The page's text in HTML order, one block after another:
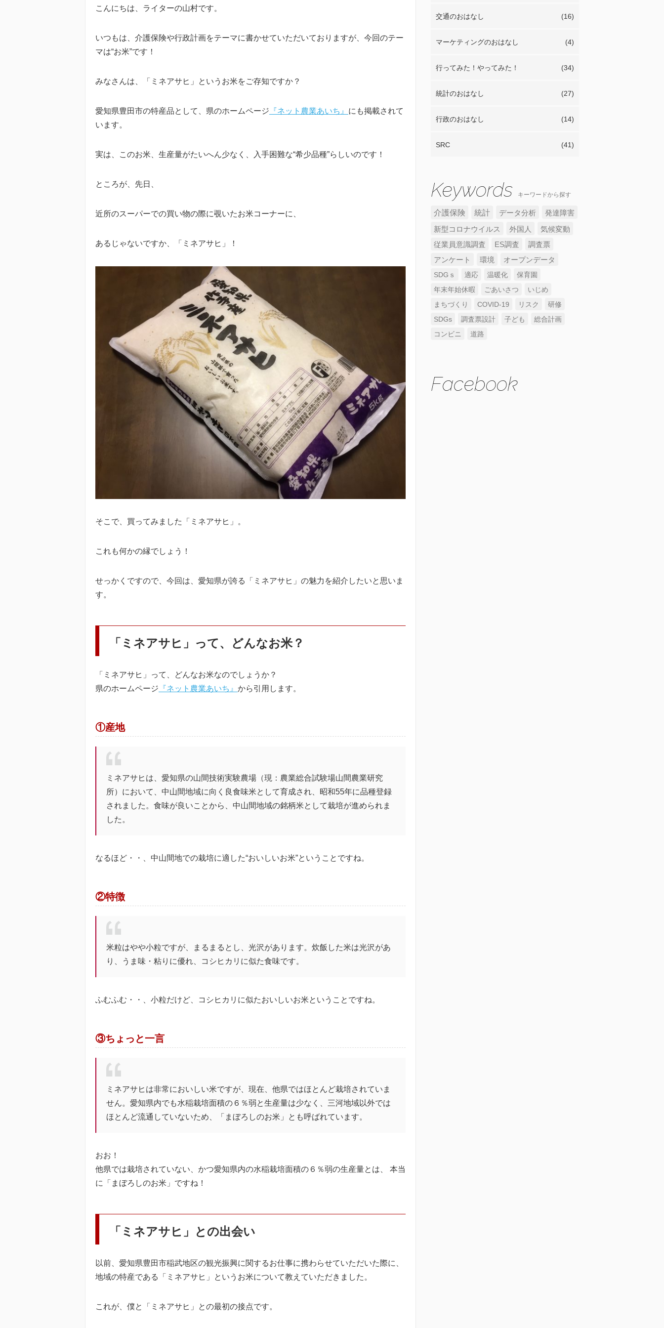
こんにちは、ライターの山村です。
いつもは、介護保険や行政計画をテーマに書かせていただいておりますが、今回のテー
マは“お米”です！
みなさんは、「ミネアサヒ」というお米をご存知ですか？
愛知県豊田市の特産品として、県のホームページ 『ネット農業あいち』 にも掲載されて
います。
実は、このお米、生産量がたいへん少なく、入手困難な“希少品種”らしいのです！
ところが、先日、
近所のスーパーでの買い物の際に覗いたお米コーナーに、
あるじゃないですか、「ミネアサヒ」！
そこで、買ってみました「ミネアサヒ」。
これも何かの縁でしょう！
せっかくですので、今回は、愛知県が誇る「ミネアサヒ」の魅力を紹介したいと思いま
す。
「ミネアサヒ」って、どんなお米？
「ミネアサヒ」って、どんなお米なのでしょうか？
県のホームページ 『ネット農業あいち』 から引用します。
①産地
ミネアサヒは、愛知県の山間技術実験農場（現：農業総合試験場山間農業研究
所）において、中山間地域に向く良食味米として育成され、昭和55年に品種登録
されました。食味が良いことから、中山間地域の銘柄米として栽培が進められま
した。
なるほど・・、中山間地での栽培に適した“おいしいお米”ということですね。
②特徴
米粒はやや小粒ですが、まるまるとし、光沢があります。炊飯した米は光沢があ
り、うま味・粘りに優れ、コシヒカリに似た食味です。
ふむふむ・・、小粒だけど、コシヒカリに似たおいしいお米ということですね。
③ちょっと一言
ミネアサヒは非常においしい米ですが、現在、他県ではほとんど栽培されていま
せん。愛知県内でも水稲栽培面積の６％弱と生産量は少なく、三河地域以外では
ほとんど流通していないため、「まぼろしのお米」とも呼ばれています。
おお！
他県では栽培されていない、かつ愛知県内の水稲栽培面積の６％弱の生産量とは、 本当
に「まぼろしのお米」ですね！
「ミネアサヒ」との出会い
以前、愛知県豊田市稲武地区の観光振興に関するお仕事に携わらせていただいた際に、
地域の特産である「ミネアサヒ」というお米について教えていただきました。
これが、僕と「ミネアサヒ」との最初の接点です。
交通のおはなし (16)
マーケティングのおはなし (4)
行ってみた！やってみた！ (34)
統計のおはなし (27)
行政のおはなし (14)
SRC (41)
キーワードから探す
介護保険 統計 データ分析
発達障害
新型コロナウイルス
外国人 気候変動
従業員意識調査 ES調査
調査票
アンケート
環境
オープンデータ
SDGｓ
適応 温暖化
保育園
年末年始休暇
ごあいさつ
いじめ
まちづくり
COVID-19 リスク
研修
SDGs
調査票設計 子ども
総合計画
コンビニ
道路
Facebook